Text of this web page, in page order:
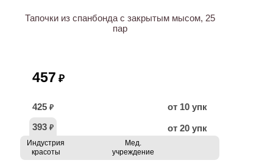
Тапочки из спанбонда с закрытым мысом, 25
пар
457 ₽
425 ₽
от 10 упк
393 ₽ от 20 упк
Индустрия
красоты
Мед.
учреждение